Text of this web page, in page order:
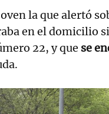
la que alertó
en el domicilio
22, y que se